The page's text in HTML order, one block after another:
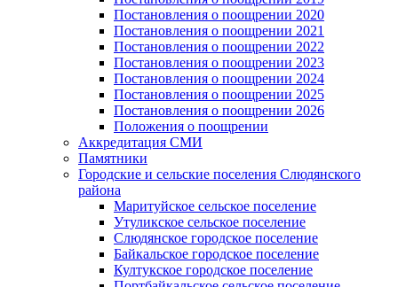
Постановления о поощрении 2020
Постановления о поощрении 2021
Постановления о поощрении 2022
Постановления о поощрении 2023
Постановления о поощрении 2024
Постановления о поощрении 2025
Постановления о поощрении 2026
Положения о поощрении
Аккредитация СМИ
Памятники
Городские и сельские поселения Слюдянского
района
Маритуйское сельское поселение
Утуликское сельское поселение
Слюдянское городское поселение
Байкальское городское поселение
Култукское городское поселение